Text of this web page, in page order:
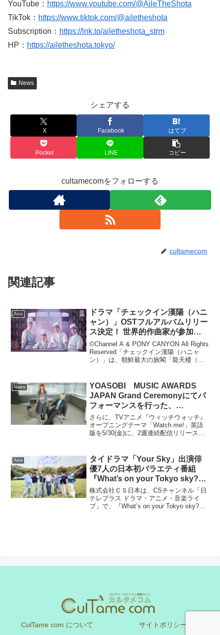
YouTube： https://www.youtube.com/@AileTheShota
TikTok： https://www.tiktok.com/@ailetheshota
Subscription： https://lnk.to/ailetheshota_strm
HP： https://ailetheshota.tokyo/
News
シェアする
X Facebook はてブ
Pocket LINE コピー
cultamecomをフォローする
cultamecom
関連記事
Asia
ドラマ「チェックイン漢陽（ハニ
ャン）」OSTフルアルバムリリー
ス決定！ 世界的作曲家が参加、
全50曲で紡ぐ壮大な音楽世界！
©Channel A & PONY CANYON All Rights
Reserved「チェックイン漢陽（ハニャ
ン）」は、朝鮮最大の旅閣「龍天楼（ヨ
マンス時代劇。主演...
News
YOASOBI MUSIC AWARDS
JAPAN Grand Ceremonyにてパ
フォーマンスを行った、
「PLAYERS」英語版を本日配信
リリース&22時にMV公開決定！
さらに、TVアニメ『ウィッチウォッチ』
オープニングテーマ「Watch me!」英語
版を5/30(金)に、2週連続配信リリース決
CAR...
Asia
タイドラマ「Your Sky」出演俳
優7人の日本初バラエティ番組
『What’s on your Tokyo sky?』
CSチャンネル・日テレプラスに
て9月7日（日）19時30分 独占放
送！！
株式会社ＣＳ日本は、CSチャンネル「日
テレプラス ドラマ・アニメ・音楽ライ
ブ」で、『What’s on your Tokyo sky?』
CulTame com について サイトポリシー